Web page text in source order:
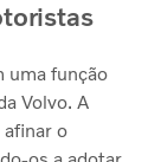
uma função
Volvo. A
o